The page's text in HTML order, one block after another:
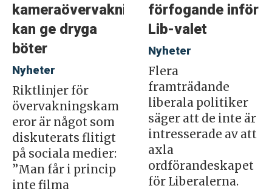
kameraövervakning
kan ge dryga
böter
Nyheter
Riktlinjer för
övervakningskam
eror är något som
diskuterats flitigt
på sociala medier:
”Man får i princip
inte filma
förfogande inför
Lib-valet
Nyheter
Flera
framträdande
liberala politiker
säger att de inte är
intresserade av att
axla
ordförandeskapet
för Liberalerna.